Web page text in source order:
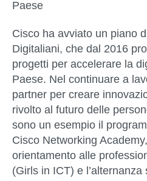
Paese
Cisco ha avviato un piano
Digitaliani, che dal 2016
progetti per accelerare la
Paese. Nel continuare a
partner per creare
rivolto al futuro delle
sono un esempio il
Cisco Networking
orientamento alle
(Girls in ICT) e